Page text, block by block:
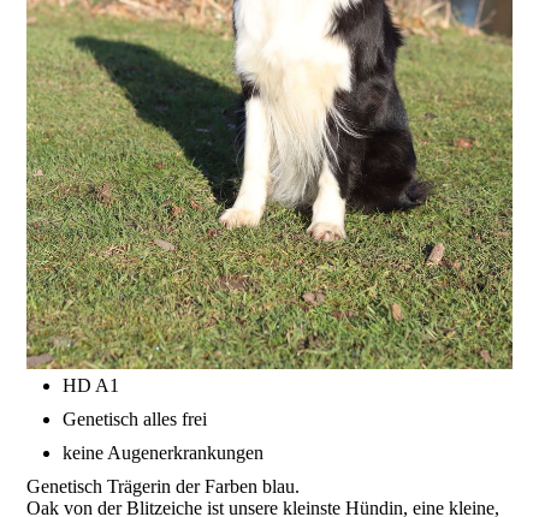
HD A1
Genetisch alles frei
keine Augenerkrankungen
Genetisch Trägerin der Farben blau.
Oak von der Blitzeiche ist unsere kleinste Hündin, eine kleine,